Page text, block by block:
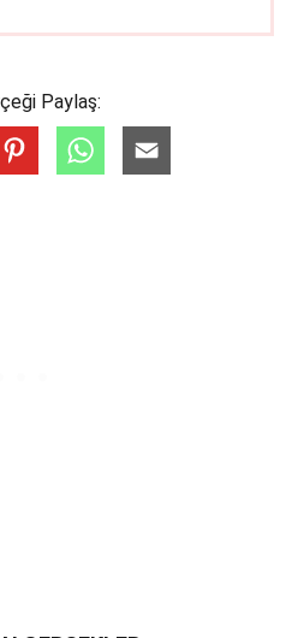
Paylaş: